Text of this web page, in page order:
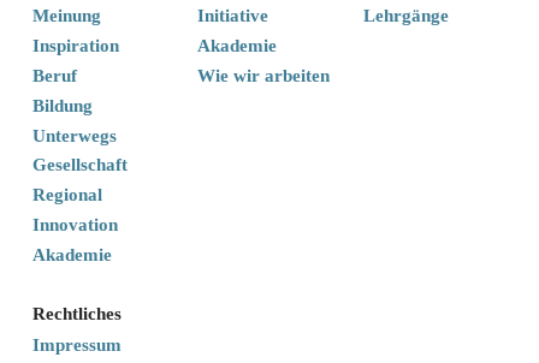
Meinung
Inspiration
Beruf
Bildung
Unterwegs
Gesellschaft
Regional
Innovation
Akademie
Lehrgänge
Initiative
Akademie
Wie wir arbeiten
Rechtliches
Impressum